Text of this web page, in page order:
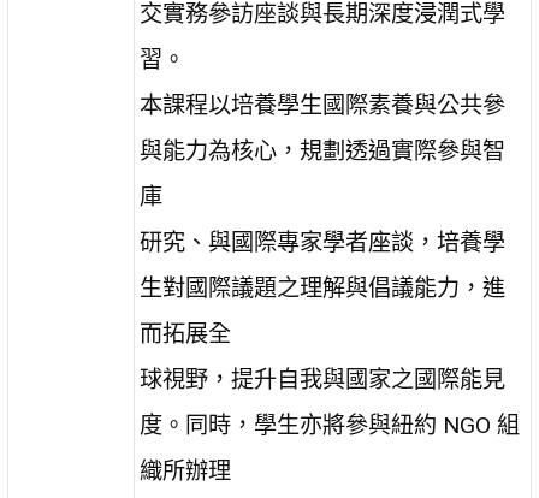
交實務參訪座談與長期深度浸潤式學
習。
本課程以培養學生國際素養與公共參
與能力為核心，規劃透過實際參與智
庫
研究、與國際專家學者座談，培養學
生對國際議題之理解與倡議能力，進
而拓展全
球視野，提升自我與國家之國際能見
度。同時，學生亦將參與紐約 NGO 組
織所辦理